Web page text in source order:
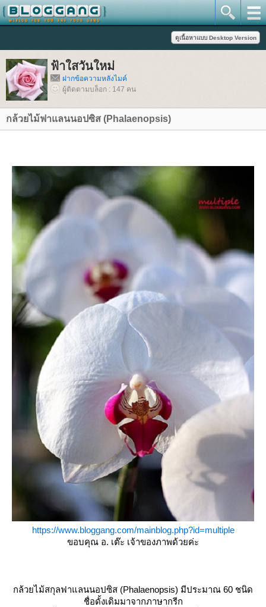
ฟ้าใสวันใหม่
ฝากข้อความหลังไมค์
ผู้ติดตามบล็อก : 147 คน
กล้วยไม้ฟาแลนนอปซิส (Phalaenopsis)
https://www.bloggang.com/mainblog.php?id=multiple
ขอบคุณ อ. เต๊ะ เจ้าของภาพด้วยค่ะ
กล้วยไม้สกุลฟาแลนนอปซิส (Phalaenopsis) มีประมาณ 60 ชนิด
ชื่อดั้งเดิมมาจากภาษากรีก